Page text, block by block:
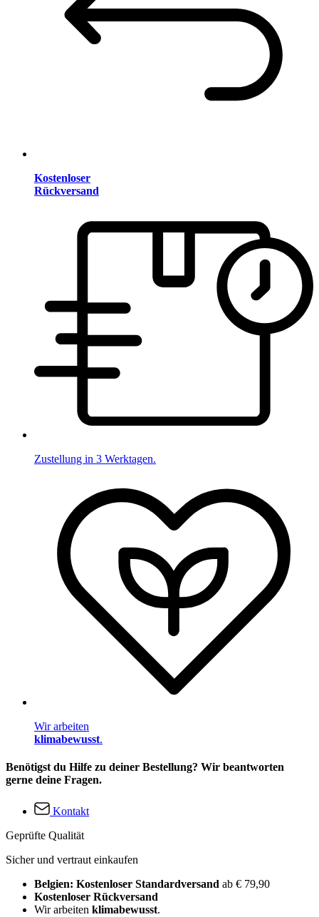
Kostenloser
Rückversand
Zustellung in 3 Werktagen.
Wir arbeiten
klimabewusst.
Benötigst du Hilfe zu deiner Bestellung? Wir beantworten
gerne deine Fragen.
Kontakt
Geprüfte Qualität
Sicher und vertraut einkaufen
Belgien: Kostenloser Standardversand ab € 79,90
Kostenloser Rückversand
Wir arbeiten klimabewusst.